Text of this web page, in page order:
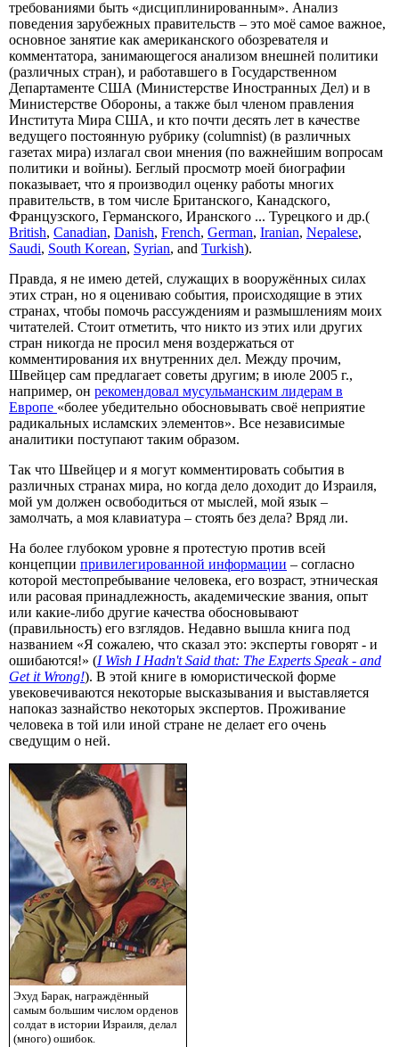
требованиями быть «дисциплинированным». Анализ
поведения зарубежных правительств – это моё самое важное,
основное занятие как американского обозревателя и
комментатора, занимающегося анализом внешней политики
(различных стран), и работавшего в Государственном
Департаменте США (Министерстве Иностранных Дел) и в
Министерстве Обороны, а также был членом правления
Института Мира США, и кто почти десять лет в качестве
ведущего постоянную рубрику (columnist) (в различных
газетах мира) излагал свои мнения (по важнейшим вопросам
политики и войны). Беглый просмотр моей биографии
показывает, что я производил оценку работы многих
правительств, в том числе Британского, Канадского,
Французского, Германского, Иранского ... Турецкого и др.(
British, Canadian, Danish, French, German, Iranian, Nepalese,
Saudi, South Korean, Syrian, and Turkish).
Правда, я не имею детей, служащих в вооружённых силах
этих стран, но я оцениваю события, происходящие в этих
странах, чтобы помочь рассуждениям и размышлениям моих
читателей. Стоит отметить, что никто из этих или других
стран никогда не просил меня воздержаться от
комментирования их внутренних дел. Между прочим,
Швейцер сам предлагает советы другим; в июле 2005 г.,
например, он рекомендовал мусульманским лидерам в
Европе «более убедительно обосновывать своё неприятие
радикальных исламских элементов». Все независимые
аналитики поступают таким образом.
Так что Швейцер и я могут комментировать события в
различных странах мира, но когда дело доходит до Израиля,
мой ум должен освободиться от мыслей, мой язык –
замолчать, а моя клавиатура – стоять без дела? Вряд ли.
На более глубоком уровне я протестую против всей
концепции привилегированной информации – согласно
которой местопребывание человека, его возраст, этническая
или расовая принадлежность, академические звания, опыт
или какие-либо другие качества обосновывают
(правильность) его взглядов. Недавно вышла книга под
названием «Я сожалею, что сказал это: эксперты говорят - и
ошибаются!» (I Wish I Hadn't Said that: The Experts Speak - and
Get it Wrong!). В этой книге в юмористической форме
увековечиваются некоторые высказывания и выставляется
напоказ зазнайство некоторых экспертов. Проживание
человека в той или иной стране не делает его очень
сведущим о ней.
Эхуд Барак, награждённый
самым большим числом орденов
солдат в истории Израиля, делал
(много) ошибок.